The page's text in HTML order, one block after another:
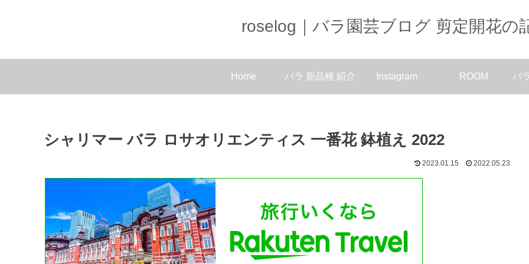
roselog｜バラ園芸ブログ 剪定開花の
Home バラ 新品種 紹介 Instagram ROOM バ
シャリマー バラ ロサオリエンティス 一番花 鉢植え 2022
2023.01.15 2022.05.23